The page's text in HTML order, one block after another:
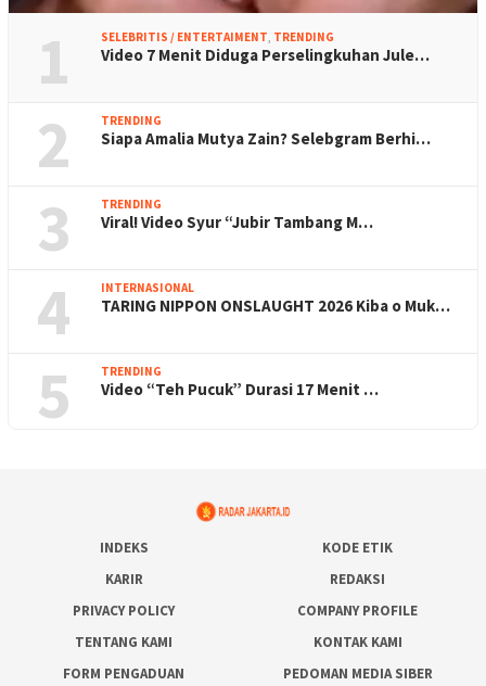
1 SELEBRITIS / ENTERTAIMENT, TRENDING
Video 7 Menit Diduga Perselingkuhan Jule…
2 TRENDING
Siapa Amalia Mutya Zain? Selebgram Berhi…
3 TRENDING
Viral! Video Syur “Jubir Tambang M…
4 INTERNASIONAL
TARING NIPPON ONSLAUGHT 2026 Kiba o Muk…
5 TRENDING
Video “Teh Pucuk” Durasi 17 Menit …
INDEKS
KODE ETIK
KARIR
REDAKSI
PRIVACY POLICY
COMPANY PROFILE
TENTANG KAMI
KONTAK KAMI
FORM PENGADUAN
PEDOMAN MEDIA SIBER